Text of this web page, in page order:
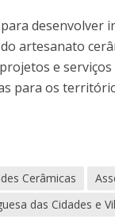
desenvolver
artesanato
e
para os
Cerâmicas
das Cidades e